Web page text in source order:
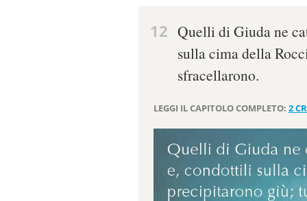
12 Quelli di Giuda ne
sulla cima della
sfracellarono.
LEGGI IL CAPITOLO COMPLETO: 2